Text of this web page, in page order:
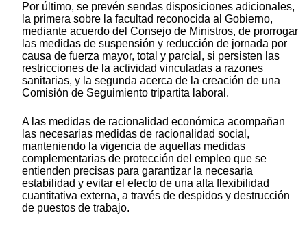
Por último, se prevén sendas disposiciones adicionales,
la primera sobre la facultad reconocida al Gobierno,
mediante acuerdo del Consejo de Ministros, de prorrogar
las medidas de suspensión y reducción de jornada por
causa de fuerza mayor, total y parcial, si persisten las
restricciones de la actividad vinculadas a razones
sanitarias, y la segunda acerca de la creación de una
Comisión de Seguimiento tripartita laboral.
A las medidas de racionalidad económica acompañan
las necesarias medidas de racionalidad social,
manteniendo la vigencia de aquellas medidas
complementarias de protección del empleo que se
entienden precisas para garantizar la necesaria
estabilidad y evitar el efecto de una alta flexibilidad
cuantitativa externa, a través de despidos y destrucción
de puestos de trabajo.